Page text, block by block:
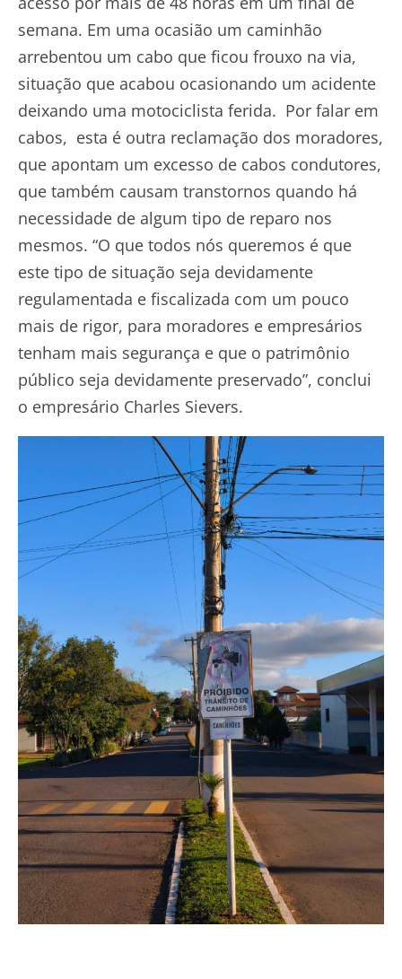
semana. Em uma ocasião um caminhão
arrebentou um cabo que ficou frouxo na via,
situação que acabou ocasionando um acidente
deixando uma motociclista ferida. Por falar em
cabos, esta é outra reclamação dos moradores,
que apontam um excesso de cabos condutores,
que também causam transtornos quando há
necessidade de algum tipo de reparo nos
mesmos. “O que todos nós queremos é que
este tipo de situação seja devidamente
regulamentada e fiscalizada com um pouco
mais de rigor, para moradores e empresários
tenham mais segurança e que o patrimônio
público seja devidamente preservado”, conclui
o empresário Charles Sievers.